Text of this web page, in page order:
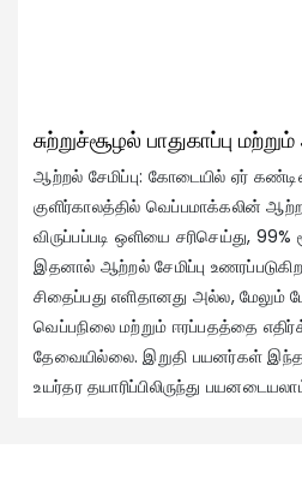
சுற்றுச்சூழல் பாதுகாப்பு
ஆற்றல் சேமிப்பு: கோடையில் ஏர்
குளிர்காலத்தில் வெப்பமாக்கலின்
விருப்பப்படி ஒளியை சரிசெய்து,
இதனால் ஆற்றல் சேமிப்பு
சிதைப்பது எளிதானது அல்ல, மேலும்
வெப்பநிலை மற்றும் ஈரப்பதத்தை
தேவையில்லை. இறுதி பயனர்கள்
உயர்தர தயாரிப்பிலிருந்து